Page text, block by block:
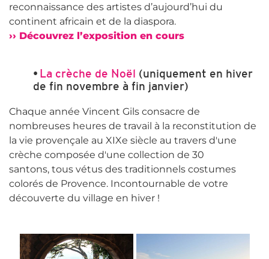
reconnaissance des artistes d’aujourd’hui du
continent africain et de la diaspora.
›› Découvrez l’exposition en cours
• La crèche de Noël (uniquement en hiver
de fin novembre à fin janvier)
Chaque année Vincent Gils consacre de
nombreuses heures de travail à la reconstitution de
la vie provençale au XIXe siècle au travers d'une
crèche composée d'une collection de 30
santons, tous vétus des traditionnels costumes
colorés de Provence. Incontournable de votre
découverte du village en hiver !